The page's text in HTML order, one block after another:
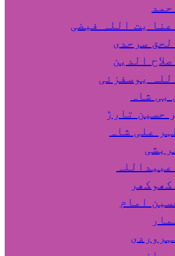
عنا یت اللہ فیضی
سرحدی
الدین
یوسفزئی
شاہ
حسین تارڑ
علی شاہ
امام